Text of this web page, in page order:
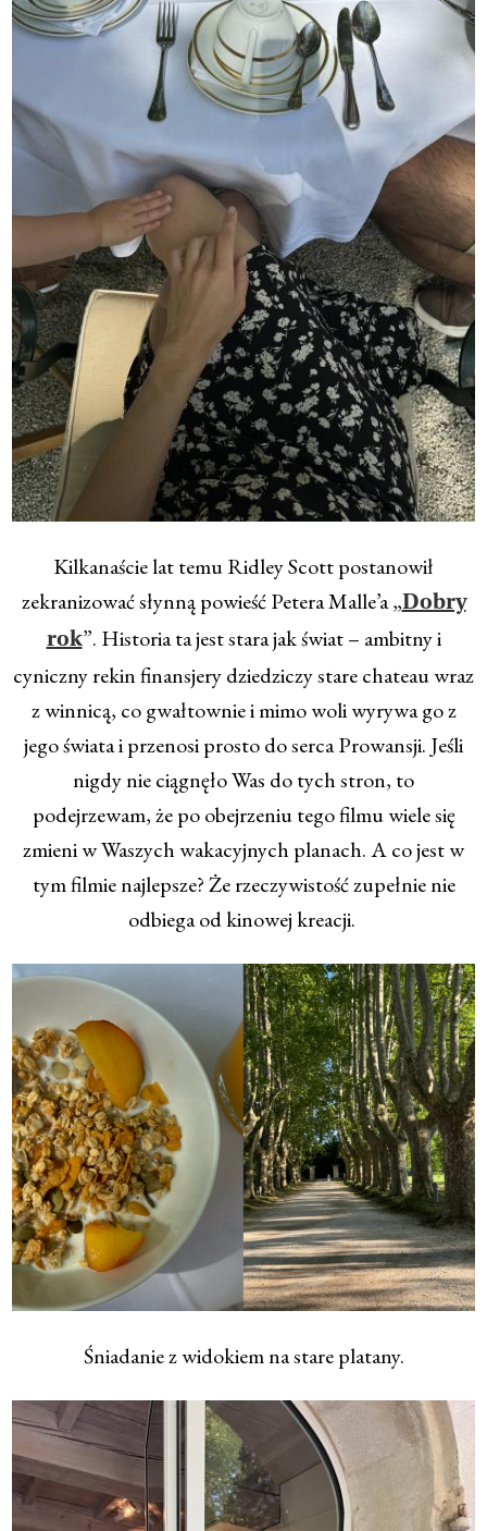
Kilkanaście lat temu Ridley Scott postanowił
zekranizować słynną powieść Petera Malle’a „Dobry
rok”. Historia ta jest stara jak świat – ambitny i
cyniczny rekin finansjery dziedziczy stare chateau wraz
z winnicą, co gwałtownie i mimo woli wyrywa go z
jego świata i przenosi prosto do serca Prowansji. Jeśli
nigdy nie ciągnęło Was do tych stron, to
podejrzewam, że po obejrzeniu tego filmu wiele się
zmieni w Waszych wakacyjnych planach. A co jest w
tym filmie najlepsze? Że rzeczywistość zupełnie nie
odbiega od kinowej kreacji.
Śniadanie z widokiem na stare platany.